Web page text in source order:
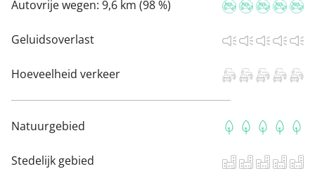
Autovrije wegen: 9,6 km (98 %)
Geluidsoverlast
Hoeveelheid verkeer
Natuurgebied
Stedelijk gebied